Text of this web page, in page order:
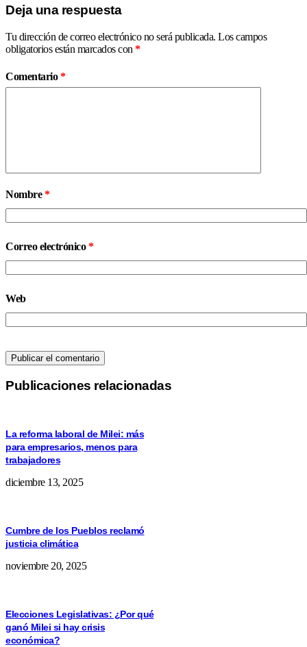
Deja una respuesta
Tu dirección de correo electrónico no será publicada. Los campos
obligatorios están marcados con *
Comentario*
Nombre*
Correo electrónico*
Web
Publicaciones relacionadas
La reforma laboral de Milei: más
para empresarios, menos para
trabajadores
diciembre 13, 2025
Cumbre de los Pueblos reclamó
justicia climática
noviembre 20, 2025
Elecciones Legislativas: ¿Por qué
ganó Milei si hay crisis
económica?